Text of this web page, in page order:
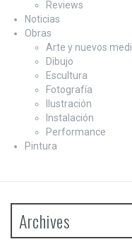
Reviews
Noticias
Obras
Arte y nuevos
Dibujo
Escultura
Fotografía
Ilustración
Instalación
Performance
Pintura
Archives